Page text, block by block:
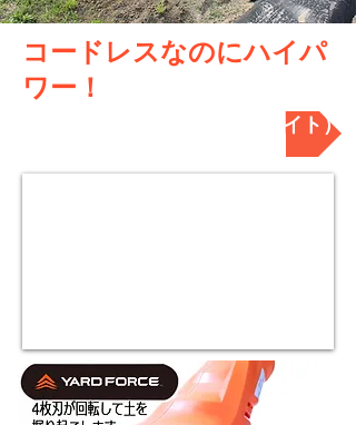
コードレスなのにハイパ
ワー！
ご購入はこちらから（自社サイト）